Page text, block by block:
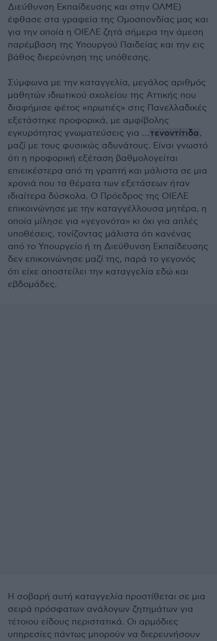
Διεύθυνση Εκπαίδευσης και στην ΟΛΜΕ)
έφθασε στα γραφεία της Ομοσπονδίας μας και
για την οποία η ΟΙΕΛΕ ζητά σήμερα την άμεση
παρέμβαση της Υπουργού Παιδείας και την εις
βάθος διερεύνηση της υπόθεσης.
Σύμφωνα με την καταγγελία, μεγάλος αριθμός
μαθητών ιδιωτικού σχολείου της Αττικής που
διαφήμισε φέτος «πρωτιές» στις Πανελλαδικές
εξετάστηκε προφορικά, με αμφίβολης
εγκυρότητας γνωματεύσεις για …τενοντίτιδα,
μαζί με τους φυσικώς αδυνάτους. Είναι γνωστό
ότι η προφορική εξέταση βαθμολογείται
επιεικέστερα από τη γραπτή και μάλιστα σε μια
χρονιά που τα θέματα των εξετάσεων ήταν
ιδιαίτερα δύσκολα. Ο Πρόεδρος της ΟΙΕΛΕ
επικοινώνησε με την καταγγέλλουσα μητέρα, η
οποία μίλησε για «γεγονότα» κι όχι για απλές
υποθέσεις, τονίζοντας μάλιστα ότι κανένας
από το Υπουργείο ή τη Διεύθυνση Εκπαίδευσης
δεν επικοινώνησε μαζί της, παρά το γεγονός
ότι είχε αποστείλει την καταγγελία εδώ και
εβδομάδες.
Η σοβαρή αυτή καταγγελία προστίθεται σε μια
σειρά πρόσφατων ανάλογων ζητημάτων για
τέτοιου είδους περιστατικά. Οι αρμόδιες
υπηρεσίες πάντως μπορούν να διερευνήσουν